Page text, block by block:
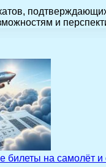
и
билеты на самолёт и